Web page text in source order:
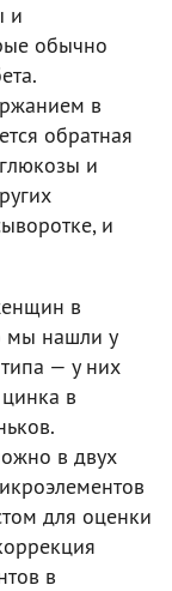
и
обычно
в
обратная
и
и
в
мы нашли у
— у них
в
в двух
для оценки
в